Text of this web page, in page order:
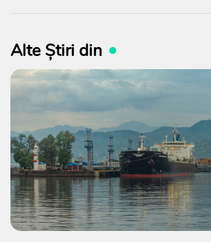
Alte Știri din